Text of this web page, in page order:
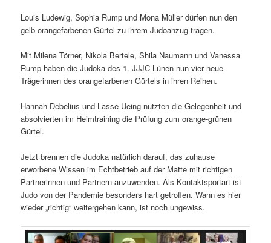
Louis Ludewig, Sophia Rump und Mona Müller dürfen nun den
gelb-orangefarbenen Gürtel zu ihrem Judoanzug tragen.
Mit Milena Törner, Nikola Bertele, Shila Naumann und Vanessa
Rump haben die Judoka des 1. JJJC Lünen nun vier neue
Trägerinnen des orangefarbenen Gürtels in ihren Reihen.
Hannah Debelius und Lasse Ueing nutzten die Gelegenheit und
absolvierten im Heimtraining die Prüfung zum orange-grünen
Gürtel.
Jetzt brennen die Judoka natürlich darauf, das zuhause
erworbene Wissen im Echtbetrieb auf der Matte mit richtigen
Partnerinnen und Partnern anzuwenden. Als Kontaktsportart ist
Judo von der Pandemie besonders hart getroffen. Wann es hier
wieder „richtig“ weitergehen kann, ist noch ungewiss.